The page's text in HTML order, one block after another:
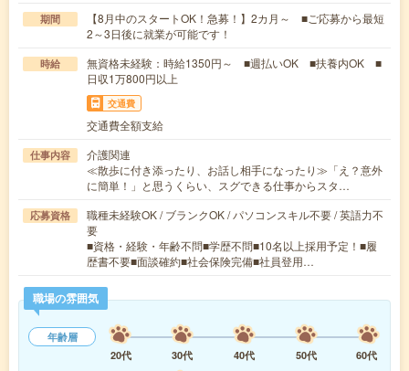
期間
【8月中のスタートOK！急募！】2カ月～ ■ご応募から最短
2～3日後に就業が可能です！
時給
無資格未経験：時給1350円～ ■週払いOK ■扶養内OK ■
日収1万800円以上
交通費
交通費全額支給
仕事内容
介護関連
≪散歩に付き添ったり、お話し相手になったり≫「え？意外
に簡単！」と思うくらい、スグできる仕事からスタ…
応募資格
職種未経験OK / ブランクOK / パソコンスキル不要 / 英語力不
要
■資格・経験・年齢不問■学歴不問■10名以上採用予定！■履
歴書不要■面談確約■社会保険完備■社員登用…
職場の雰囲気
年齢層
20代
30代 40代 50代
60代